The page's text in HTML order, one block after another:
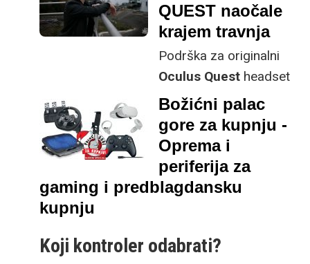
QUEST naočale
krajem travnja
Podrška za originalni
Oculus Quest headset
uskoro će završiti jer je
Metaposlala email
developerima
obavještavajući ih o
budućim planovima
tvrtke za uređaj.
Božićni palac
gore za kupnju -
Oprema i
periferija za
gaming i predblagdansku
kupnju
Koji kontroler odabrati?